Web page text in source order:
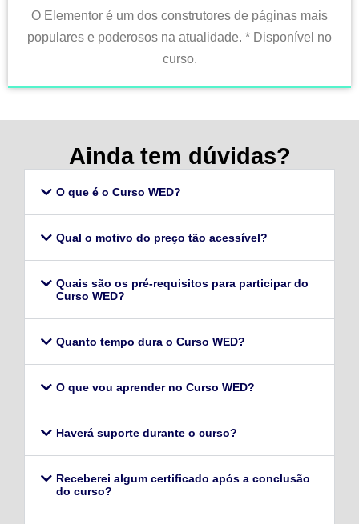
O Elementor é um dos construtores de páginas mais
populares e poderosos na atualidade. * Disponível no
curso.
Ainda tem dúvidas?
O que é o Curso WED?
Qual o motivo do preço tão acessível?
Quais são os pré-requisitos para participar do
Curso WED?
Quanto tempo dura o Curso WED?
O que vou aprender no Curso WED?
Haverá suporte durante o curso?
Receberei algum certificado após a conclusão
do curso?